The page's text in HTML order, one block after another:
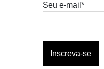
Seu e-mail*